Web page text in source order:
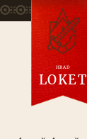
HRAD
LOKET